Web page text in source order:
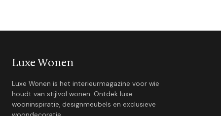
Luxe Wonen
Luxe Wonen is het interieurmagazine voor wie
houdt van stijlvol wonen. Ontdek luxe
wooninspiratie, designmeubels en exclusieve